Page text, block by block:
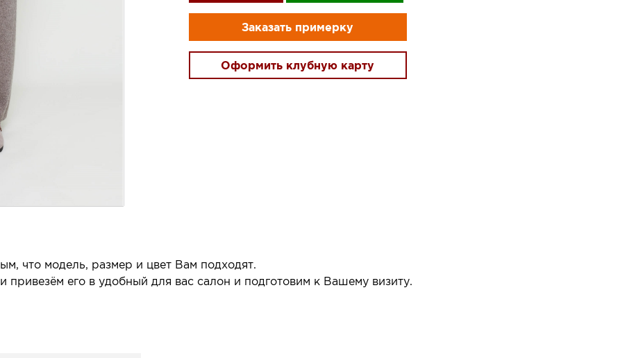
Заказать примерку
Оформить клубную карту
что модель, размер и цвет Вам подходят.
его в удобный для вас салон и подготовим к Вашему визиту.